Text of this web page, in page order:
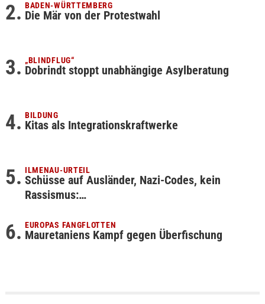
BADEN-WÜRTTEMBERG
Die Mär von der Protestwahl
„BLINDFLUG“
Dobrindt stoppt unabhängige Asylberatung
BILDUNG
Kitas als Integrationskraftwerke
ILMENAU-URTEIL
Schüsse auf Ausländer, Nazi-Codes, kein
Rassismus:…
EUROPAS FANGFLOTTEN
Mauretaniens Kampf gegen Überfischung